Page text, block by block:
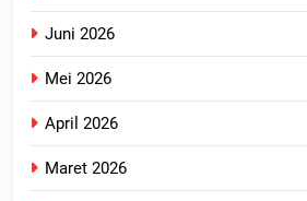
Juni 2026
Mei 2026
April 2026
Maret 2026